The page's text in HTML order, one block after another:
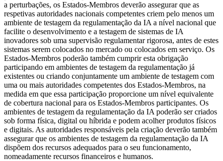
a perturbações, os Estados-Membros deverão assegurar que as
respetivas autoridades nacionais competentes criem pelo menos um
ambiente de testagem da regulamentação da IA a nível nacional que
facilite o desenvolvimento e a testagem de sistemas de IA
inovadores sob uma supervisão regulamentar rigorosa, antes de estes
sistemas serem colocados no mercado ou colocados em serviço. Os
Estados-Membros poderão também cumprir esta obrigação
participando em ambientes de testagem da regulamentação já
existentes ou criando conjuntamente um ambiente de testagem com
uma ou mais autoridades competentes dos Estados-Membros, na
medida em que essa participação proporcione um nível equivalente
de cobertura nacional para os Estados-Membros participantes. Os
ambientes de testagem da regulamentação da IA poderão ser criados
sob forma física, digital ou híbrida e podem acolher produtos físicos
e digitais. As autoridades responsáveis pela criação deverão também
assegurar que os ambientes de testagem da regulamentação da IA
dispõem dos recursos adequados para o seu funcionamento,
nomeadamente recursos financeiros e humanos.